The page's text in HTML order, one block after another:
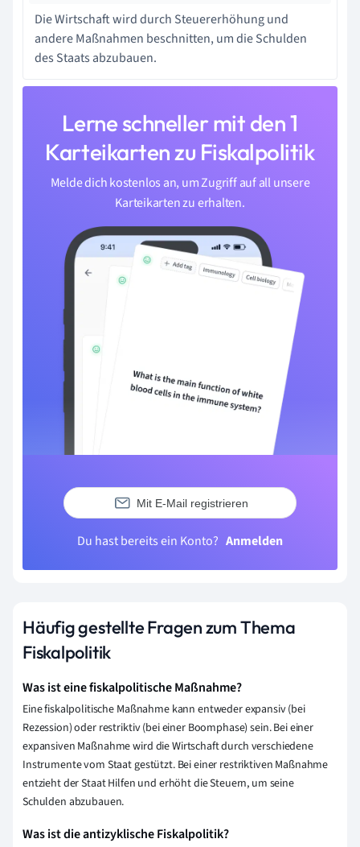
Die Wirtschaft wird durch Steuererhöhung und
andere Maßnahmen beschnitten, um die Schulden
des Staats abzubauen.
Lerne schneller mit den 1
Karteikarten zu Fiskalpolitik
Melde dich kostenlos an, um Zugriff auf all unsere
Karteikarten zu erhalten.
Mit E-Mail registrieren
Du hast bereits ein Konto? Anmelden
Häufig gestellte Fragen zum Thema
Fiskalpolitik
Was ist eine fiskalpolitische Maßnahme?
Eine fiskalpolitische Maßnahme kann entweder expansiv (bei
Rezession) oder restriktiv (bei einer Boomphase) sein. Bei einer
expansiven Maßnahme wird die Wirtschaft durch verschiedene
Instrumente vom Staat gestützt. Bei einer restriktiven Maßnahme
entzieht der Staat Hilfen und erhöht die Steuern, um seine
Schulden abzubauen.
Was ist die antizyklische Fiskalpolitik?